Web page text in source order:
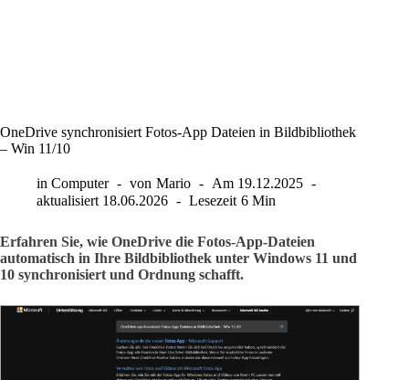
OneDrive synchronisiert Fotos-App Dateien in Bildbibliothek
– Win 11/10
in Computer von Mario Am 19.12.2025
aktualisiert 18.06.2026 Lesezeit 6 Min
Erfahren Sie, wie OneDrive die Fotos-App-Dateien
automatisch in Ihre Bildbibliothek unter Windows 11 und
10 synchronisiert und Ordnung schafft.